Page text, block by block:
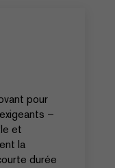
pour
–
et
la
durée